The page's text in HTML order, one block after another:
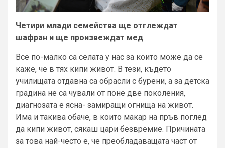
Четири млади семейства ще отглеждат
шафран и ще произвеждат мед
Все по-малко са селата у нас за които може да се
каже, че в тях кипи живот. В тези, където
училищата отдавна са обрасли с бурени, а за детска
градина не са чували от поне две поколения,
диагнозата е ясна- замиращи огнища на живот.
Има и такива обаче, в които макар на пръв поглед
да кипи живот, сякаш цари безвремие. Причината
за това най-често е, че преобладаващата част от